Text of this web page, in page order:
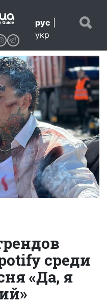
рус
укр
среди
«Да, я